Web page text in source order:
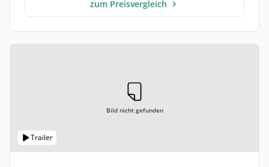
zum Preisvergleich
Trailer
Bild nicht gefunden